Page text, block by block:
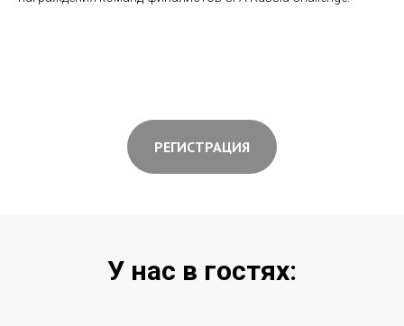
РЕГИСТРАЦИЯ
У нас в гостях: